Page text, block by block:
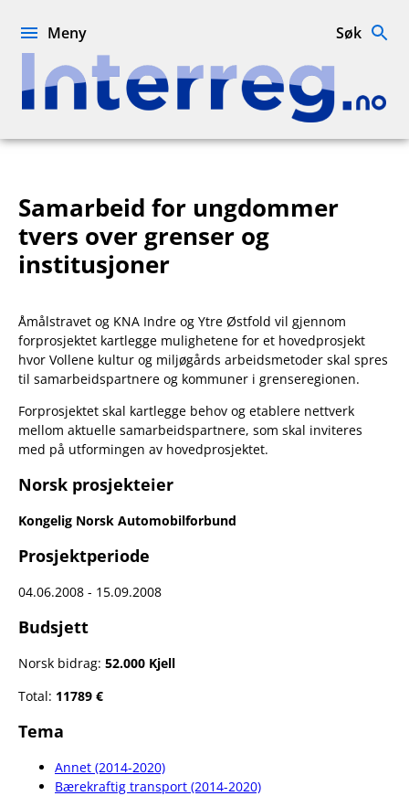
Interreg.no
Meny Søk
Samarbeid for ungdommer
tvers over grenser og
institusjoner
Åmålstravet og KNA Indre og Ytre Østfold vil gjennom
forprosjektet kartlegge mulighetene for et hovedprosjekt
hvor Vollene kultur og miljøgårds arbeidsmetoder skal spres
til samarbeidspartnere og kommuner i grenseregionen.
Forprosjektet skal kartlegge behov og etablere nettverk
mellom aktuelle samarbeidspartnere, som skal inviteres
med på utformingen av hovedprosjektet.
Norsk prosjekteier
Kongelig Norsk Automobilforbund
Prosjektperiode
04.06.2008 - 15.09.2008
Budsjett
Norsk bidrag: 52.000 Kjell
Total: 11789 €
Tema
Annet (2014-2020)
Bærekraftig transport (2014-2020)